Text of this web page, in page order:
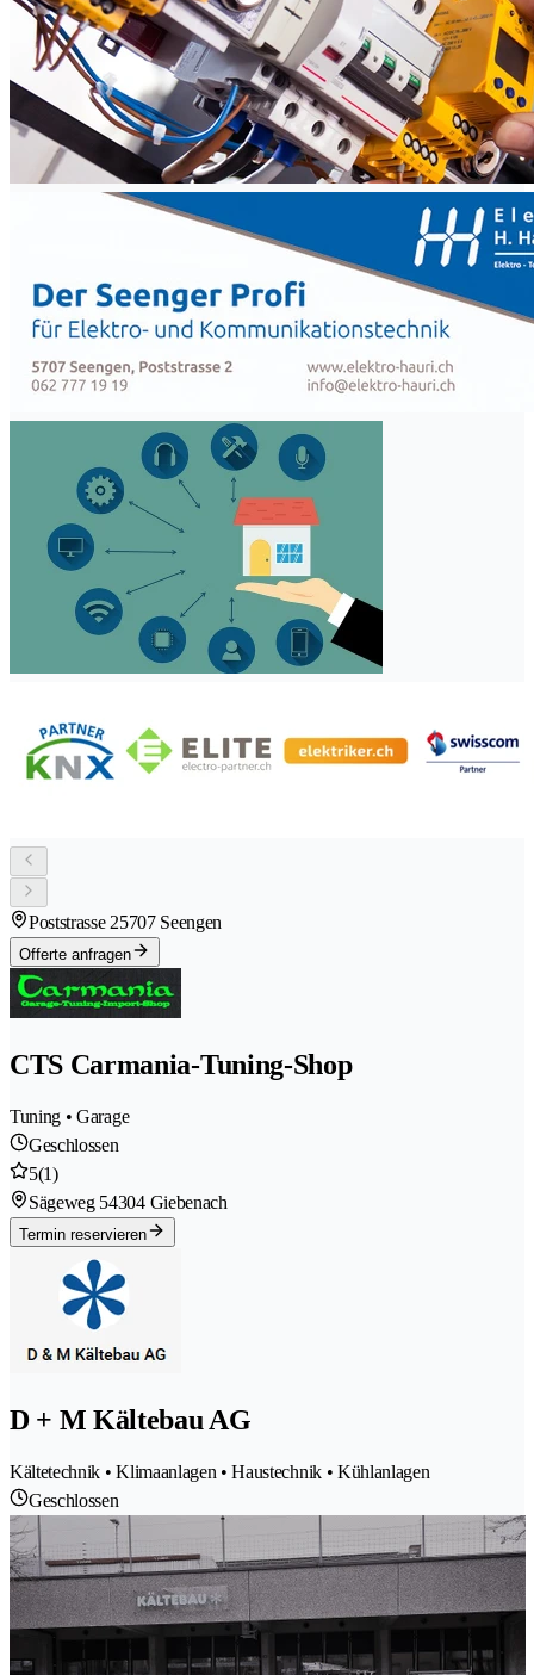
Poststrasse 25707 Seengen
Offerte anfragen
CTS Carmania-Tuning-Shop
Tuning • Garage
Geschlossen
5(1)
Sägeweg 54304 Giebenach
Termin reservieren
D + M Kältebau AG
Kältetechnik • Klimaanlagen • Haustechnik • Kühlanlagen
Geschlossen